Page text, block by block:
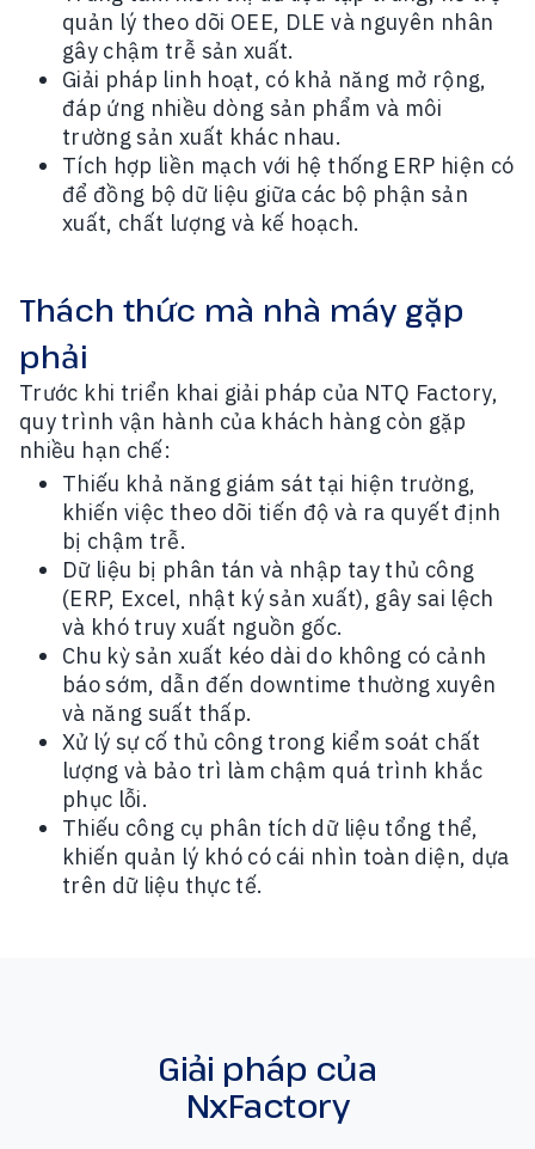
quản lý theo dõi OEE, DLE và nguyên nhân
gây chậm trễ sản xuất.
Giải pháp linh hoạt, có khả năng mở rộng,
đáp ứng nhiều dòng sản phẩm và môi
trường sản xuất khác nhau.
Tích hợp liền mạch với hệ thống ERP hiện có
để đồng bộ dữ liệu giữa các bộ phận sản
xuất, chất lượng và kế hoạch.
Thách thức mà nhà máy gặp
phải
Trước khi triển khai giải pháp của NTQ Factory,
quy trình vận hành của khách hàng còn gặp
nhiều hạn chế:
Thiếu khả năng giám sát tại hiện trường,
khiến việc theo dõi tiến độ và ra quyết định
bị chậm trễ.
Dữ liệu bị phân tán và nhập tay thủ công
(ERP, Excel, nhật ký sản xuất), gây sai lệch
và khó truy xuất nguồn gốc.
Chu kỳ sản xuất kéo dài do không có cảnh
báo sớm, dẫn đến downtime thường xuyên
và năng suất thấp.
Xử lý sự cố thủ công trong kiểm soát chất
lượng và bảo trì làm chậm quá trình khắc
phục lỗi.
Thiếu công cụ phân tích dữ liệu tổng thể,
khiến quản lý khó có cái nhìn toàn diện, dựa
trên dữ liệu thực tế.
Giải pháp của
NxFactory